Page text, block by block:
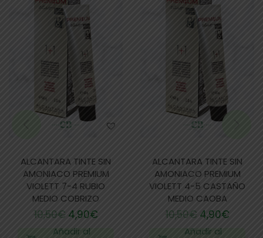
ALCANTARA TINTE SIN
AMONIACO PREMIUM
VIOLETT 7-4 RUBIO
MEDIO COBRIZO
10,50€ 4,90€
Añadir al
ALCANTARA TINTE SIN
AMONIACO PREMIUM
VIOLETT 4-5 CASTAÑO
MEDIO CAOBA
10,50€ 4,90€
Añadir al